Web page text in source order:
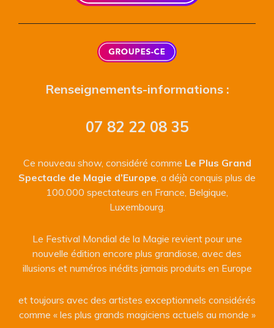
Renseignements-informations :
07 82 22 08 35
Ce nouveau show, considéré comme Le Plus Grand
Spectacle de Magie d’Europe , a déjà conquis plus de
100.000 spectateurs en France, Belgique,
Luxembourg.
Le Festival Mondial de la Magie revient pour une
nouvelle édition encore plus grandiose, avec des
illusions et numéros inédits jamais produits en Europe
et toujours avec des artistes exceptionnels considérés
comme « les plus grands magiciens actuels au monde »